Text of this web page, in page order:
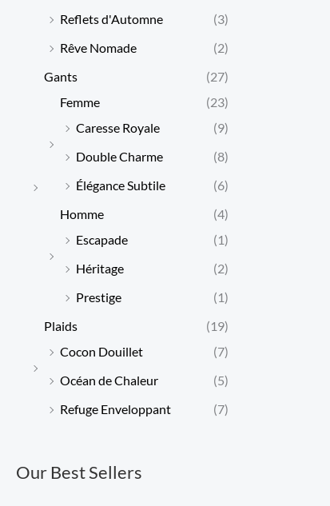
Reflets d'Automne
(3)
Rêve Nomade
(2)
Gants
(27)
Femme
(23)
Caresse Royale
(9)
Double Charme
(8)
Élégance Subtile
(6)
Homme
(4)
Escapade
(1)
Héritage
(2)
Prestige
(1)
Plaids
(19)
Cocon Douillet
(7)
Océan de Chaleur
(5)
Refuge Enveloppant
(7)
Our Best Sellers